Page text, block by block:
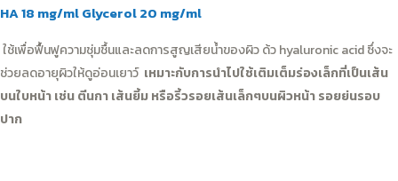
HA 18 mg/ml Glycerol 20 mg/ml
ใช้เพื่อฟื้นฟูความชุ่มชื้นและลดการสูญเสียน้ำของผิว ด้วhyaluronic acidซึ่งจะ
ช่วยลดอายุผิวให้ดูอ่อนเยาว์ เหมาะกับการนำไปใช้เติมเต็มร่องเล็กที่เป็นเส้น
บนใบหน้า เช่น ตีนกา เส้นยิ้ม หรือริ้วรอยเส้นเล็กๆบนผิวหน้า รอยย่นรอบ
ปาก